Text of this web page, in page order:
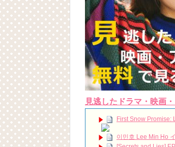
見逃したドラマ・映画
First Snow
이민호 Lee Min Ho